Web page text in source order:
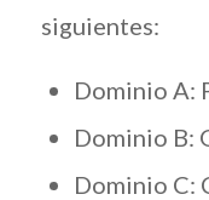
siguientes:
Dominio A:
Dominio B:
Dominio C: